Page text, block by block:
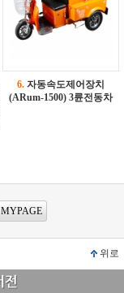
6. 자동속도제어장치
(ARum-1500) 3륜전동차
MYPAGE
위로